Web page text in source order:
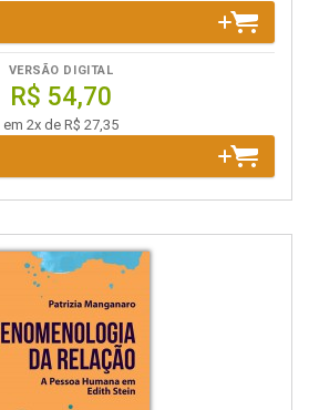
VERSÃO DIGITAL
R$ 54,70
em 2x de R$ 27,35